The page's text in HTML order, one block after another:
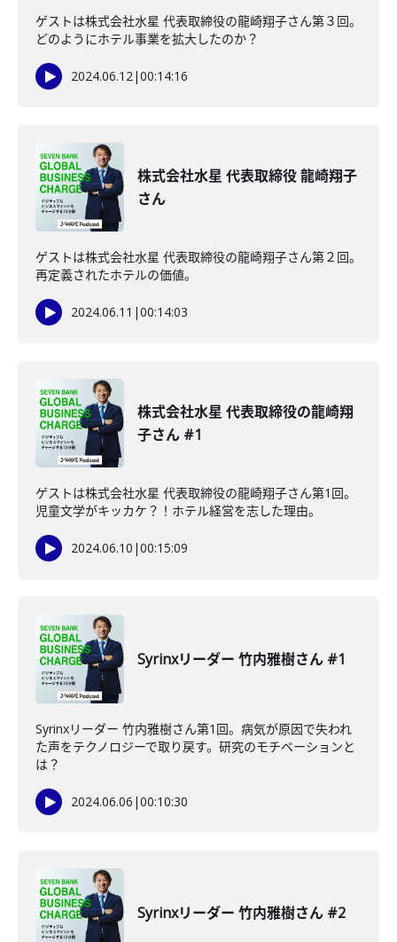
ゲストは株式会社水星 代表取締役の龍崎翔子さん第３回。
どのようにホテル事業を拡大したのか？
2024.06.12|00:14:16
株式会社水星 代表取締役 龍崎翔子
さん
ゲストは株式会社水星 代表取締役の龍崎翔子さん第２回。
再定義されたホテルの価値。
2024.06.11 |00:14:03
株式会社水星 代表取締役の龍崎翔
子さん #1
ゲストは株式会社水星 代表取締役の龍崎翔子さん第1回。
児童文学がキッカケ？！ホテル経営を志した理由。
2024.06.10 |00:15:09
Syrinxリーダー 竹内雅樹さん #1
Syrinxリーダー 竹内雅樹さん第1回。病気が原因で失われ
た声をテクノロジーで取り戻す。研究のモチベーションと
は？
2024.06.06 |00:10:30
Syrinxリーダー 竹内雅樹さん #2